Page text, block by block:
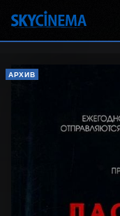
АРХИВ